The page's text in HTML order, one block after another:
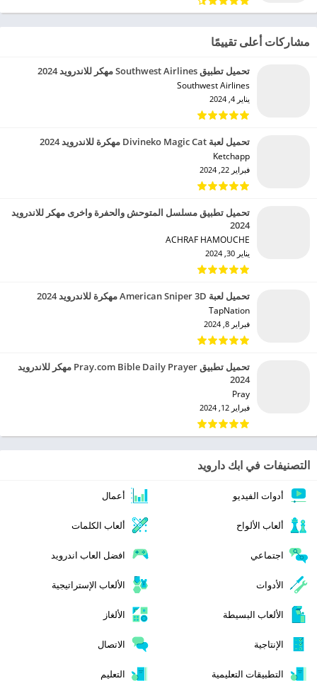
مشاركات أعلى تقييمًا
تحميل تطبيق Southwest Airlines مهكر للاندرويد 2024
Southwest Airlines‏
يناير 4, 2024
تحميل لعبة Divineko Magic Cat مهكرة للاندرويد 2024
Ketchapp‏
فبراير 22, 2024
تحميل تطبيق مسلسل المتوحش والحفرة واخرى مهكر للاندرويد
2024
ACHRAF HAMOUCHE‏
يناير 30, 2024
تحميل لعبة American Sniper 3D مهكرة للاندرويد 2024
TapNation‏
فبراير 8, 2024
تحميل تطبيق Pray.com Bible Daily Prayer مهكر للاندرويد
2024
Pray‏
فبراير 12, 2024
التصنيفات في ابك دارويد
أدوات الفيديو أعمال
ألعاب الألواح ألعاب الكلمات
اجتماعي افضل العاب اندرويد
الأدوات الألعاب الإستراتيجية
الألعاب البسيطة الألغاز
الإنتاجية الاتصال
التطبيقات التعليمية التعليم